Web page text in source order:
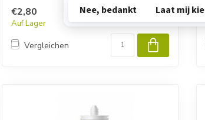
€2,80
Auf Lager
Vergleichen